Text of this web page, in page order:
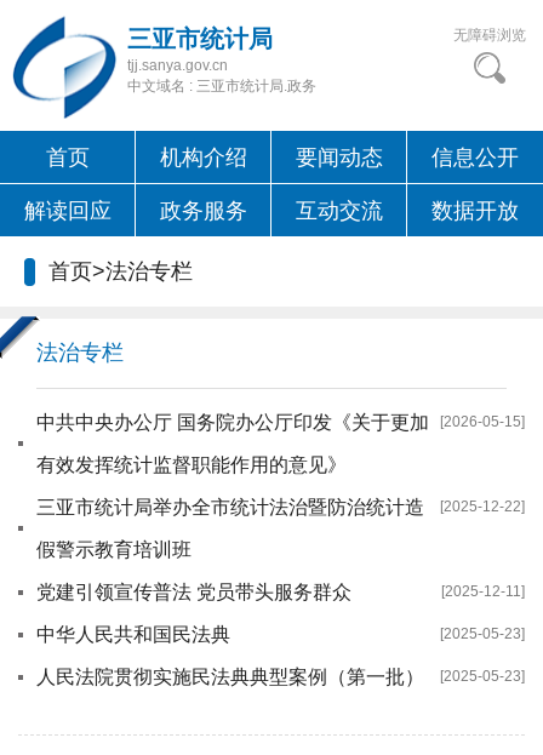
三亚市统计局
tjj.sanya.gov.cn
中文域名 : 三亚市统计局.政务
无障碍浏览
首页 机构介绍 要闻动态 信息公开
解读回应 政务服务 互动交流 数据开放
首页>法治专栏
法治专栏
[2026-05-15]
中共中央办公厅 国务院办公厅印发《关于更加
有效发挥统计监督职能作用的意见》
[2025-12-22]
三亚市统计局举办全市统计法治暨防治统计造
假警示教育培训班
[2025-12-11]
党建引领宣传普法 党员带头服务群众
[2025-05-23]
中华人民共和国民法典
[2025-05-23]
人民法院贯彻实施民法典典型案例（第一批）